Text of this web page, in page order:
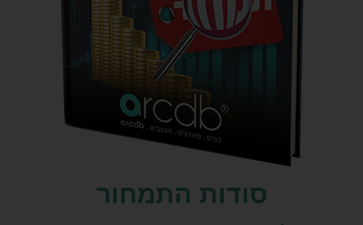
סודות התמחור